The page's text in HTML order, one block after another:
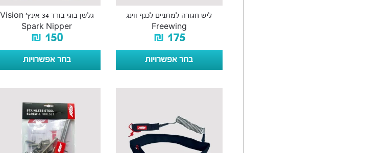
ליש חגורה למתניים לכנף ווינג
Freewing
₪ 175
בחר אפשרויות
גלשן בוגי בורד 34 אינץ׳ Vision
Spark Nipper
₪ 150
בחר אפשרויות